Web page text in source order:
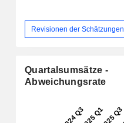
Revisionen der Schätzungen
Quartalsumsätze -
Abweichungsrate